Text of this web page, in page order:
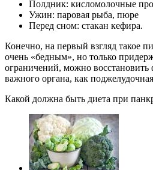
Полдник: кисломолочные
Ужин: паровая рыба, пюре
Перед сном: стакан кефира.
Конечно, на первый взгляд такое
очень «бедным», но только
ограничений, можно восстановить
важного органа, как
Какой должна быть диета при